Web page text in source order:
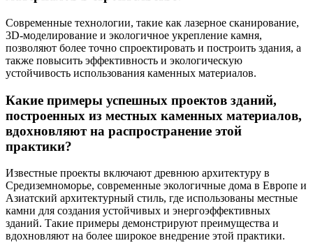
Современные технологии, такие как лазерное сканирование,
3D-моделирование и экологичное укрепление камня,
позволяют более точно спроектировать и построить здания, а
также повысить эффективность и экологическую
устойчивость использования каменных материалов.
Какие примеры успешных проектов зданий,
построенных из местных каменных материалов,
вдохновляют на распространение этой
практики?
Известные проекты включают древнюю архитектуру в
Средиземноморье, современные экологичные дома в Европе и
Азиатский архитектурный стиль, где использованы местные
камни для создания устойчивых и энергоэффективных
зданий. Такие примеры демонстрируют преимущества и
вдохновляют на более широкое внедрение этой практики.